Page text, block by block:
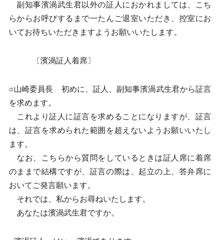
副知事濱渦武生君以外の証人におかれましては、こち
らからお呼びするまで一たんご退室いただき、控室にお
いてお待ちいただきますようお願いいたします。
〔濱渦証人着席〕
○山崎委員長 初めに、証人、副知事濱渦武生君から証言
を求めます。
これより証人に証言を求めることになりますが、証言
は、証言を求められた範囲を超えないようお願いいたし
ます。
なお、こちらから質問をしているときは証人席に着席
のままで結構ですが、証言の際は、起立の上、答弁席に
おいてご発言願います。
それでは、私からお尋ねいたします。
あなたは濱渦武生君ですか。